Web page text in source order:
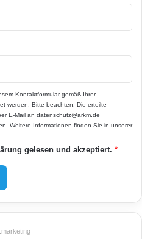
Kontaktformular gemäß Ihrer
werden. Bitte beachten: Die erteilte
E-Mail an datenschutz@arkm.de
Weitere Informationen finden Sie in unserer
gelesen und akzeptiert. *